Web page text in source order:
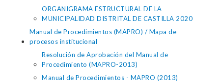
ORGANIGRAMA ESTRUCTURAL DE LA
MUNICIPALIDAD DISTRITAL DE CASTILLA 2020
Manual de Procedimientos (MAPRO) / Mapa de
procesos institucional
Resolución de Aprobación del Manual de
Procedimiento (MAPRO-2013)
Manual de Procedimientos - MAPRO (2013)